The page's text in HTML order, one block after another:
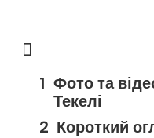
Фото та
Текелі
Короткий